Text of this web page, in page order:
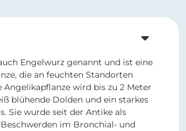
Engelwurz genannt und ist eine
die an feuchten Standorten
wird bis zu 2 Meter
blühende Dolden und ein starkes
Sie wurde seit der Antike als
im Bronchial- und